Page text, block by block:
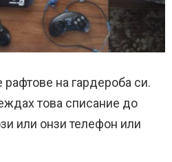
рафтове на гардероба си.
това списание до
или онзи телефон или